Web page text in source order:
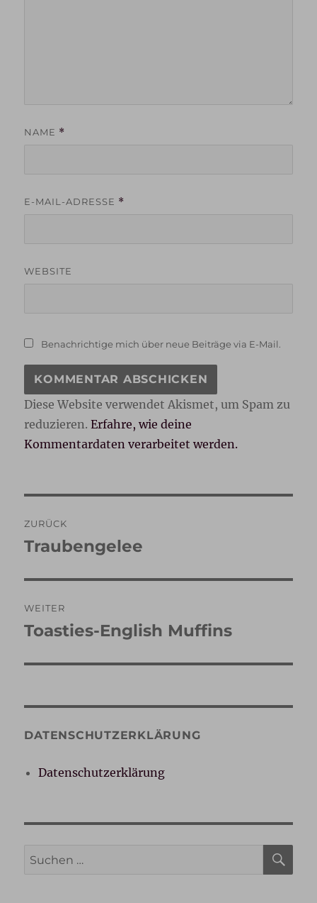
NAME *
E-MAIL-ADRESSE *
WEBSITE
Benachrichtige mich über neue Beiträge via E-Mail.
Diese Website verwendet Akismet, um Spam zu
reduzieren.Erfahre, wie deine
Kommentardaten verarbeitet werden.
ZURÜCK
Vorheriger
Traubengelee
WEITER
Nächster
Toasties-English Muffins
DATENSCHUTZERKLÄRUNG
Datenschutzerklärung
Suche